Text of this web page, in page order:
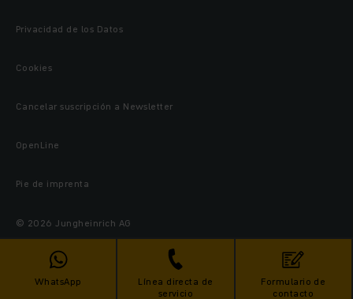
WhatsApp
Línea directa de
servicio
Formulario de
contacto
Privacidad de los Datos
Cookies
Cancelar suscripción a Newsletter
OpenLine
Pie de imprenta
© 2026 Jungheinrich AG